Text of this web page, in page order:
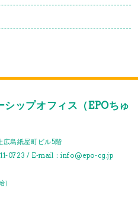
ップオフィス（EPOちゅ
広島紙屋町ビル5階
0723 / E-mail：info@epo-cg.jp
）